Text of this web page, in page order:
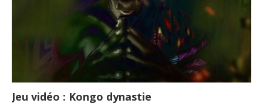
Jeu vidéo : Kongo dynastie